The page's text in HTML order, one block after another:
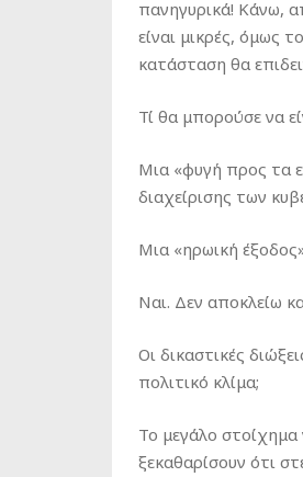
πανηγυρικά! Κάνω,
είναι μικρές, όμως
κατάσταση θα
Τί θα μπορούσε να
Μια «φυγή προς τα
διαχείρισης των
Μια «ηρωική
Ναι. Δεν αποκλείω
Οι δικαστικές
πολιτικό κλίμα;
Το μεγάλο στοίχημα
ξεκαθαρίσουν ότι